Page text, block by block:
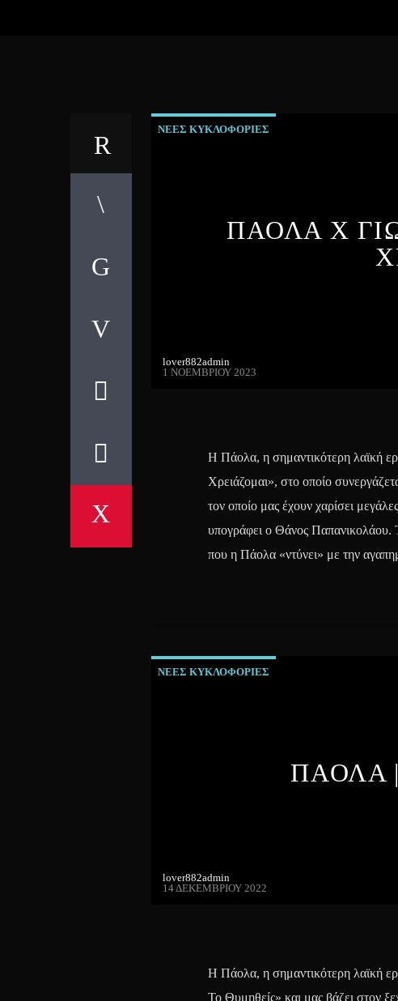
ΝΕΕΣ ΚΥΚΛΟΦΟΡΙΕΣ
ΠΑΟΛΑ X
lover882admin
1 ΝΟΕΜΒΡΊΟΥ 2023
Η Πάολα, η σημαντικότερη λαϊκή
Χρειάζομαι», στο οποίο
τον οποίο μας έχουν χαρίσει
υπογράφει ο Θάνος Παπανικολάου.
που η Πάολα «ντύνει» με την
ΝΕΕΣ ΚΥΚΛΟΦΟΡΙΕΣ
ΠΑΟΛΑ
lover882admin
14 ΔΕΚΕΜΒΡΊΟΥ 2022
Η Πάολα, η σημαντικότερη λαϊκή
Το Θυμηθείς» και μας βάζει στον